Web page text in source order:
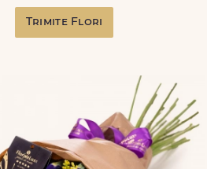
Trimite Flori